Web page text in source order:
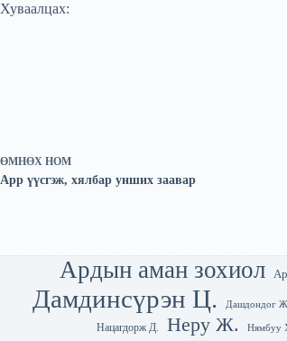
Хуваалцах:
ӨМНӨХ НОМ
App үүсгэж, хялбар унших заавар
Ардын аман зохиол
Дамдинсүрэн Ц. Дашдондог Ж.
Нацагдорж Д. Неру Ж. Нямбуу